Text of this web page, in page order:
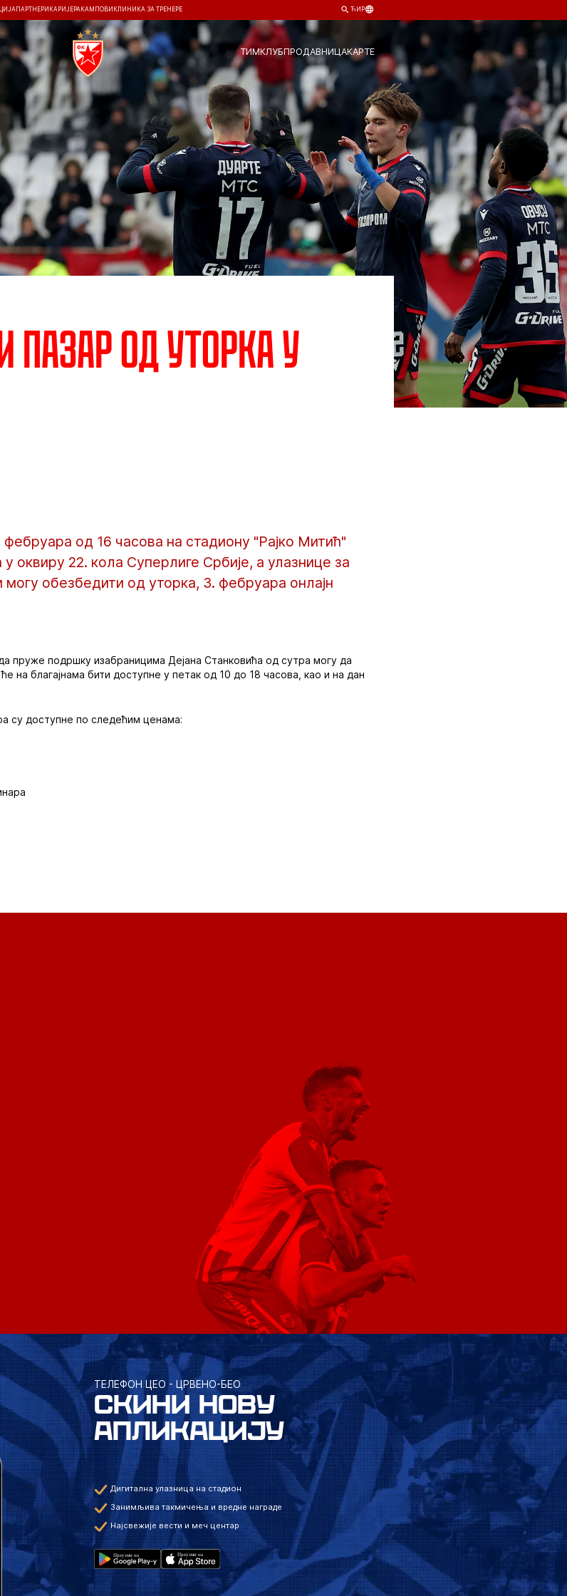
ПАРТНЕРИ КАРИЈЕРА КАМПОВИ КЛИНИКА ЗА ТРЕНЕРЕ ЋИР
ТИМКЛУБПРОДАВНИЦАКАРТЕ
Пазар од уторка у
од 16 часова на стадиону "Рајко Митић"
оквиру 22. кола Суперлиге Србије, а улазнице за
обезбедити од уторка, 3. фебруара онлајн
пруже подршку изабраницима Дејана Станковића од сутра могу да
на благајнама бити доступне у петак од 10 до 18 часова, као и на дан
су доступне по следећим ценама:
ТЕЛЕФОН ЦЕО - ЦРВЕНО-БЕО
СКИНИ НОВУ
АПЛИКАЦИЈУ
Дигитална улазница на стадион
Занимљива такмичења и вредне награде
Најсвежије вести и меч центар